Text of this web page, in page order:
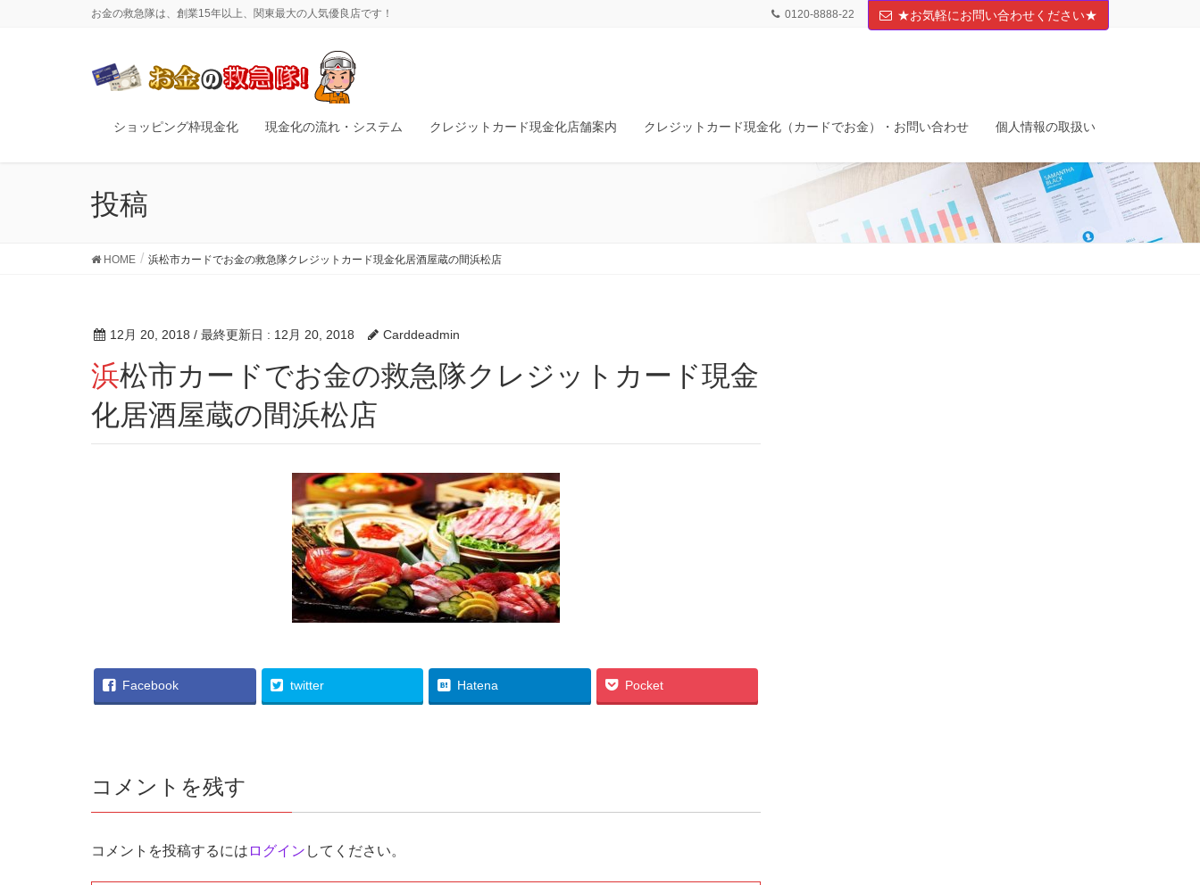
お金の救急隊は、創業15年以上、関東最大の人気優良店です！ 0120-8888-22 ★お気軽にお問い合わせください★
ショッピング枠現金化 現金化の流れ・システム クレジットカード現金化店舗案内 クレジットカード現金化（カードでお金）・お問い合わせ 個人情報の取扱い
投稿
HOME 浜松市カードでお金の救急隊クレジットカード現金化居酒屋蔵の間浜松店
12月 20, 2018 / 最終更新日 : 12月 20, 2018 Carddeadmin
浜松市カードでお金の救急隊クレジットカード現金
化居酒屋蔵の間浜松店
Facebook twitter Hatena Pocket
コメントを残す
コメントを投稿するには ログイン してください。